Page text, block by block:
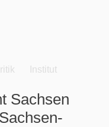
Institut
Sachsen